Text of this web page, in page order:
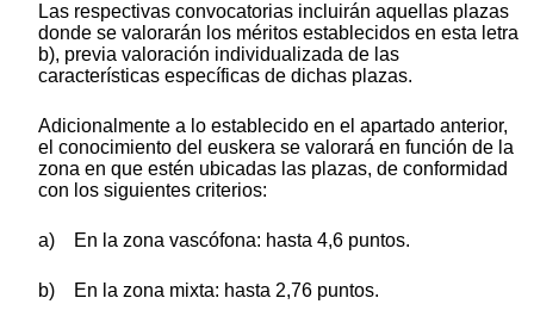
Las respectivas convocatorias incluirán aquellas plazas
donde se valorarán los méritos establecidos en esta letra
b), previa valoración individualizada de las
características específicas de dichas plazas.
Adicionalmente a lo establecido en el apartado anterior,
el conocimiento del euskera se valorará en función de la
zona en que estén ubicadas las plazas, de conformidad
con los siguientes criterios:
a) En la zona vascófona: hasta 4,6 puntos.
b) En la zona mixta: hasta 2,76 puntos.